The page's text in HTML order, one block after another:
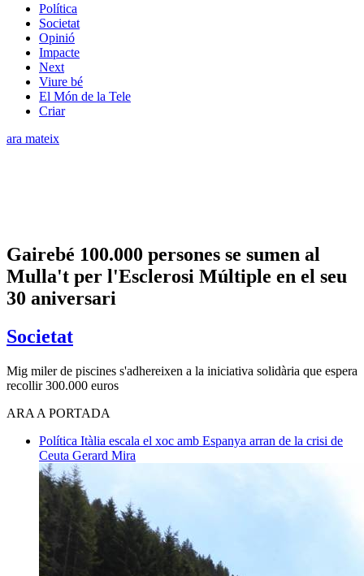
Política
Societat
Opinió
Impacte
Next
Viure bé
El Món de la Tele
Criar
ara mateix
Gairebé 100.000 persones se sumen al
Mulla't per l'Esclerosi Múltiple en el seu
30 aniversari
Societat
Mig miler de piscines s'adhereixen a la iniciativa solidària que espera
recollir 300.000 euros
ARA A PORTADA
Política Itàlia escala el xoc amb Espanya arran de la crisi de
Ceuta Gerard Mira